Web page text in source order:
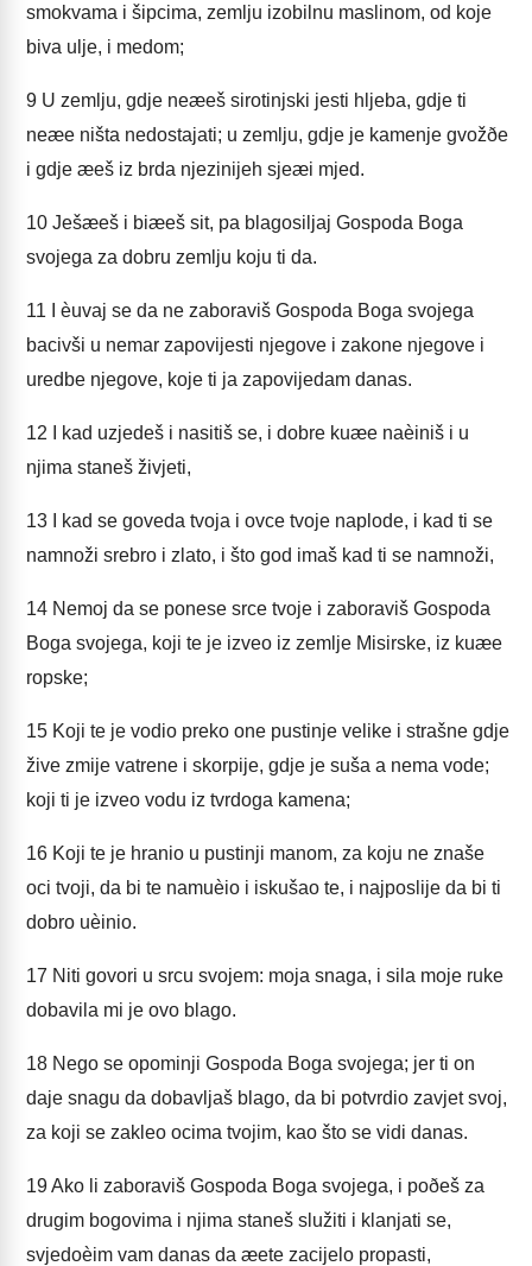
smokvama i šipcima, zemlju izobilnu maslinom, od koje
biva ulje, i medom;
9 U zemlju, gdje neæeš sirotinjski jesti hljeba, gdje ti
neæe ništa nedostajati; u zemlju, gdje je kamenje gvožðe
i gdje æeš iz brda njezinijeh sjeæi mjed.
10 Ješæeš i biæeš sit, pa blagosiljaj Gospoda Boga
svojega za dobru zemlju koju ti da.
11 I èuvaj se da ne zaboraviš Gospoda Boga svojega
bacivši u nemar zapovijesti njegove i zakone njegove i
uredbe njegove, koje ti ja zapovijedam danas.
12 I kad uzjedeš i nasitiš se, i dobre kuæe naèiniš i u
njima staneš živjeti,
13 I kad se goveda tvoja i ovce tvoje naplode, i kad ti se
namnoži srebro i zlato, i što god imaš kad ti se namnoži,
14 Nemoj da se ponese srce tvoje i zaboraviš Gospoda
Boga svojega, koji te je izveo iz zemlje Misirske, iz kuæe
ropske;
15 Koji te je vodio preko one pustinje velike i strašne gdje
žive zmije vatrene i skorpije, gdje je suša a nema vode;
koji ti je izveo vodu iz tvrdoga kamena;
16 Koji te je hranio u pustinji manom, za koju ne znaše
oci tvoji, da bi te namuèio i iskušao te, i najposlije da bi ti
dobro uèinio.
17 Niti govori u srcu svojem: moja snaga, i sila moje ruke
dobavila mi je ovo blago.
18 Nego se opominji Gospoda Boga svojega; jer ti on
daje snagu da dobavljaš blago, da bi potvrdio zavjet svoj,
za koji se zakleo ocima tvojim, kao što se vidi danas.
19Ako li zaboraviš Gospoda Boga svojega, i poðeš za
drugim bogovima i njima staneš služiti i klanjati se,
svjedoèim vam danas da æete zacijelo propasti,